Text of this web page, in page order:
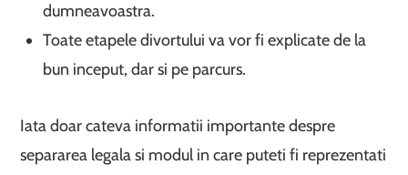
dumneavoastra.
Toate etapele divortului va vor fi explicate de la
bun inceput, dar si pe parcurs.
Iata doar cateva informatii importante despre
separarea legala si modul in care puteti fi reprezentati